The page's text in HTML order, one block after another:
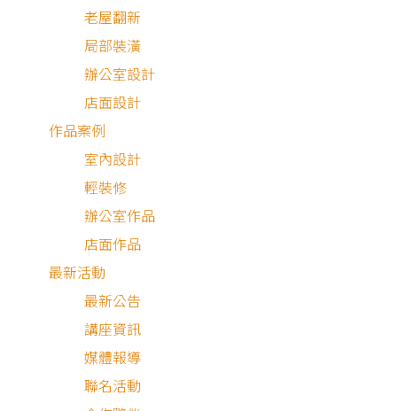
老屋翻新
局部裝潢
辦公室設計
店面設計
作品案例
室內設計
輕裝修
辦公室作品
店面作品
最新活動
最新公告
講座資訊
媒體報導
聯名活動
石材 × 燈光 × 木地板
早晨悠哉地端著一杯現磨的熱拿鐵走到客廳，瞇著眼睛感受
下陽光的熱度，再打開電視看看今日新聞，是開啟新的一天
最佳方式。